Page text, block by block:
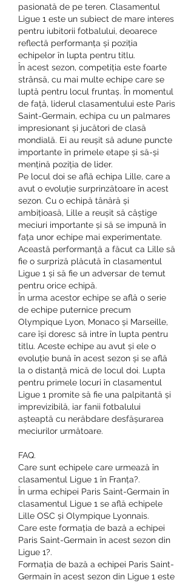
pasionată de pe teren. Clasamentul
Ligue 1 este un subiect de mare interes
pentru iubitorii fotbalului, deoarece
reflectă performanța și poziția
echipelor în lupta pentru titlu.
În acest sezon, competiția este foarte
strânsă, cu mai multe echipe care se
luptă pentru locul fruntaș. În momentul
de față, liderul clasamentului este Paris
Saint-Germain, echipa cu un palmares
impresionant și jucători de clasă
mondială. Ei au reușit să adune puncte
importante în primele etape și să-și
mențină poziția de lider.
Pe locul doi se află echipa Lille, care a
avut o evoluție surprinzătoare în acest
sezon. Cu o echipă tânără și
ambițioasă, Lille a reușit să câștige
meciuri importante și să se impună în
fața unor echipe mai experimentate.
Această performanță a făcut ca Lille să
fie o surpriză plăcută în clasamentul
Ligue 1 și să fie un adversar de temut
pentru orice echipă.
În urma acestor echipe se află o serie
de echipe puternice precum
Olympique Lyon, Monaco și Marseille,
care își doresc să intre în lupta pentru
titlu. Aceste echipe au avut și ele o
evoluție bună în acest sezon și se află
la o distanță mică de locul doi. Lupta
pentru primele locuri în clasamentul
Ligue 1 promite să fie una palpitantă și
imprevizibilă, iar fanii fotbalului
așteaptă cu nerăbdare desfășurarea
meciurilor următoare.
FAQ.
Care sunt echipele care urmează în
clasamentul Ligue 1 în Franța?.
În urma echipei Paris Saint-Germain în
clasamentul Ligue 1 se află echipele
Lille OSC și Olympique Lyonnais.
Care este formația de bază a echipei
Paris Saint-Germain în acest sezon din
Ligue 1?.
Formația de bază a echipei Paris Saint-
Germain în acest sezon din Ligue 1 este